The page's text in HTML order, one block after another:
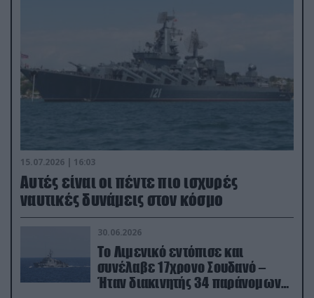
15.07.2026 | 16:03
Aυτές είναι οι πέντε πιο ισχυρές
ναυτικές δυνάμεις στον κόσμο
30.06.2026
Το Λιμενικό εντόπισε και
συνέλαβε 17χρονο Σουδανό –
Ήταν διακινητής 34 παράνομων